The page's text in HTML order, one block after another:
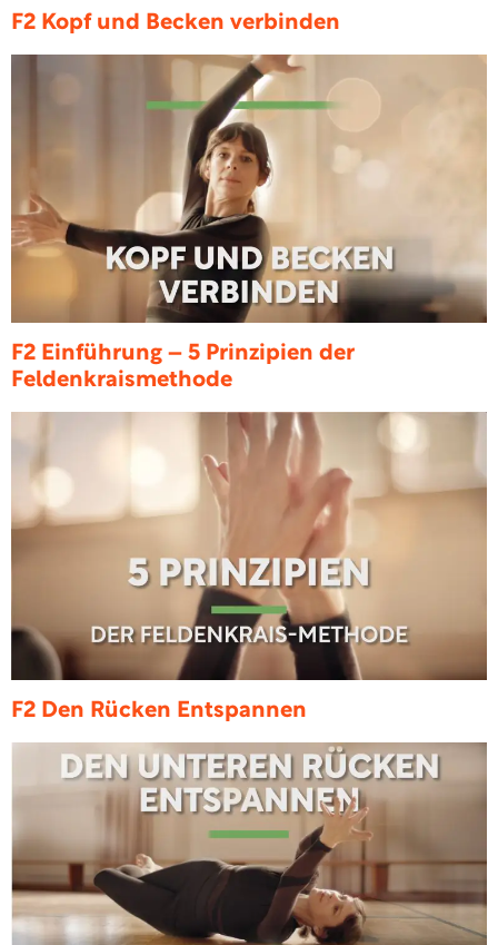
F2 Kopf und Becken verbinden
F2 Einführung – 5 Prinzipien der
Feldenkraismethode
F2 Den Rücken Entspannen